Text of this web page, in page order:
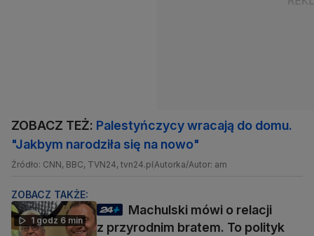
ZOBACZ TEŻ: Palestyńczycy wracają do domu.
"Jakbym narodziła się na nowo"
Źródło: CNN, BBC, TVN24, tvn24.plAutorka/Autor: am
ZOBACZ TAKŻE:
1 godz 6 min
Machulski mówi o relacji
z przyrodnim bratem. To polityk